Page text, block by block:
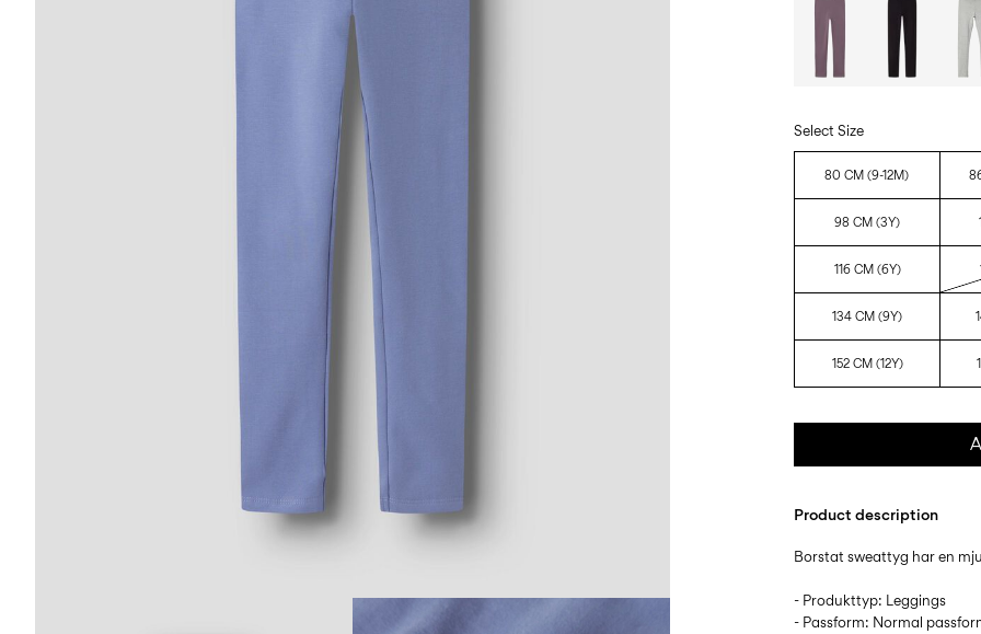
Select Size
80 CM (9-12M)
98 CM (3Y)
116 CM (6Y)
134 CM (9Y)
152 CM (12Y)
Product description
Borstat sweattyg har en
- Produkttyp: Leggings
- Passform: Normal